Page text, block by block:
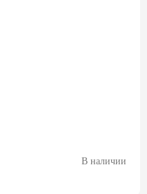
В наличии